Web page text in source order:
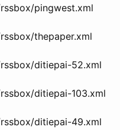
pingwest.xml
thepaper.xml
ditiepai-52.xml
ditiepai-103.xml
ditiepai-49.xml